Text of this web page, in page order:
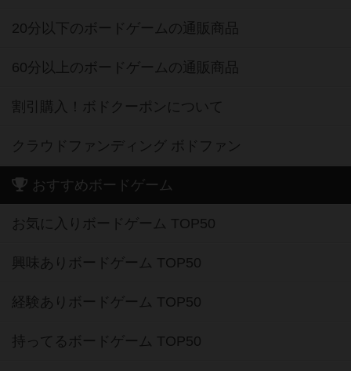
20分以下のボードゲームの通販商品
60分以上のボードゲームの通販商品
割引購入！ボドクーポンについて
クラウドファンディング ボドファン
おすすめボードゲーム
お気に入りボードゲーム TOP50
興味ありボードゲーム TOP50
経験ありボードゲーム TOP50
持ってるボードゲーム TOP50